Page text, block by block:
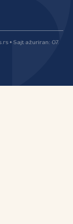
• Sajt ažuriran: 07.